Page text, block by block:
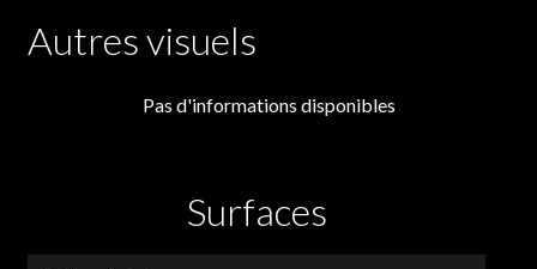
Autres visuels
Pas d'informations disponibles
Surfaces